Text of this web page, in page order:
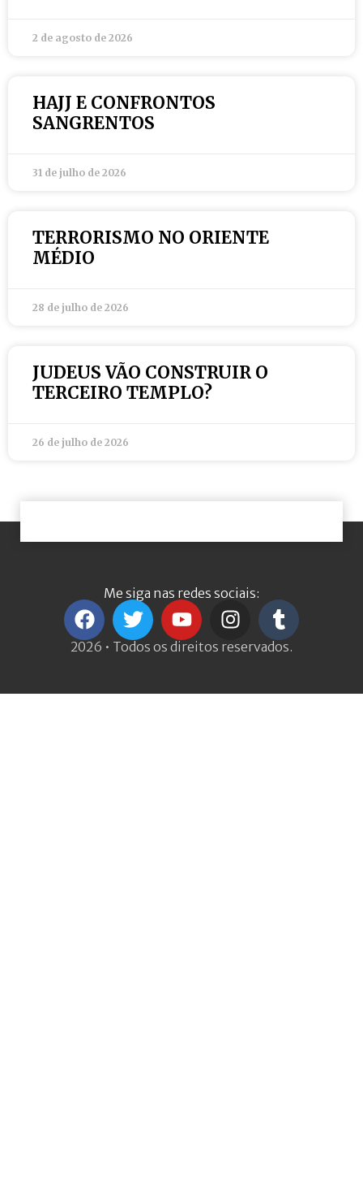
2 de agosto de 2026
HAJJ E CONFRONTOS
SANGRENTOS
31 de julho de 2026
TERRORISMO NO ORIENTE
MÉDIO
28 de julho de 2026
JUDEUS VÃO CONSTRUIR O
TERCEIRO TEMPLO?
26 de julho de 2026
Me siga nas redes sociais:
2026 • Todos os direitos reservados.